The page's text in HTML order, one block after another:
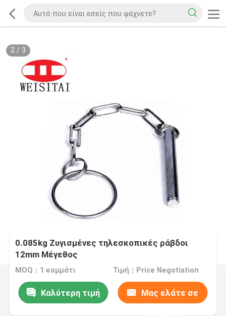
2/ 3
0.085kg Ζυγισμένες τηλεσκοπικές ράβδοι
12mm Μέγεθος
MOQ：1 κομμάτι Τιμή：Price Negotiation
Καλύτερη τιμή Μας ελάτε σε